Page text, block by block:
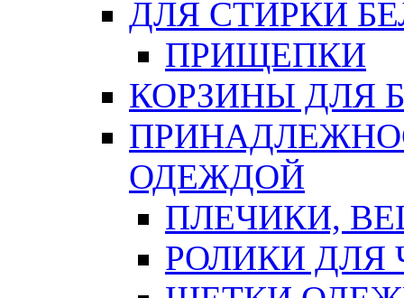
ДЛЯ СТИРКИ
ПРИЩЕПКИ
КОРЗИНЫ ДЛЯ
ОДЕЖДОЙ
ПЛЕЧИКИ,
РОЛИКИ ДЛЯ